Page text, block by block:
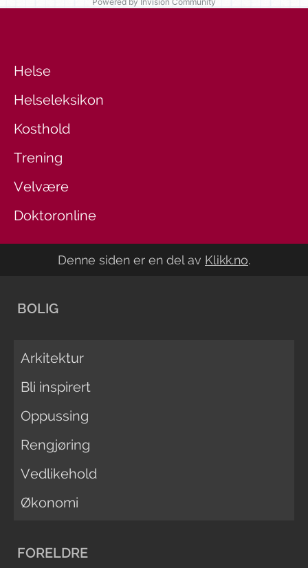
Helse
Helseleksikon
Kosthold
Trening
Velvære
Doktoronline
Denne siden er en del av Klikk.no.
BOLIG
Arkitektur
Bli inspirert
Oppussing
Rengjøring
Vedlikehold
Økonomi
FORELDRE